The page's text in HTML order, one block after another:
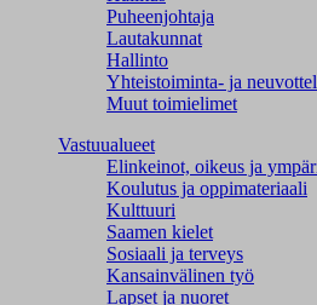
Puheenjohtaja
Lautakunnat
Hallinto
Yhteistoiminta- ja
Muut toimielimet
Vastuualueet
Elinkeinot, oikeus ja
Koulutus ja oppimateriaali
Kulttuuri
Saamen kielet
Sosiaali ja terveys
Kansainvälinen työ
Lapset ja nuoret